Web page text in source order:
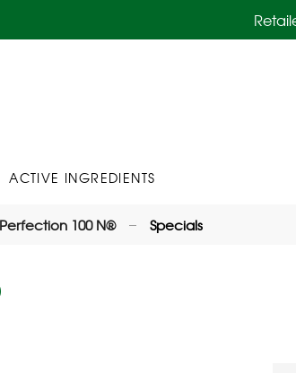
ACTIVE INGREDIENTS
100 N® Specials